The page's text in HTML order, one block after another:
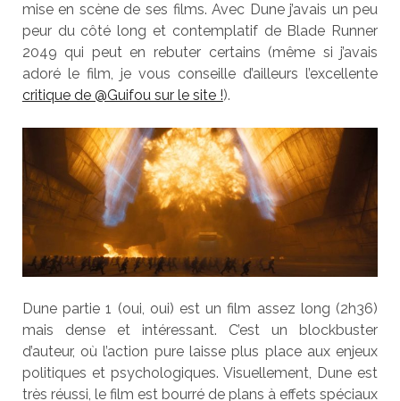
mise en scène de ses films. Avec Dune j’avais un peu
peur du côté long et contemplatif de Blade Runner
2049 qui peut en rebuter certains (même si j’avais
adoré le film, je vous conseille d’ailleurs l’excellente
critique de @Guifou sur le site !).
Dune partie 1 (oui, oui) est un film assez long (2h36)
mais dense et intéressant. C’est un blockbuster
d’auteur, où l’action pure laisse plus place aux enjeux
politiques et psychologiques. Visuellement, Dune est
très réussi, le film est bourré de plans à effets spéciaux